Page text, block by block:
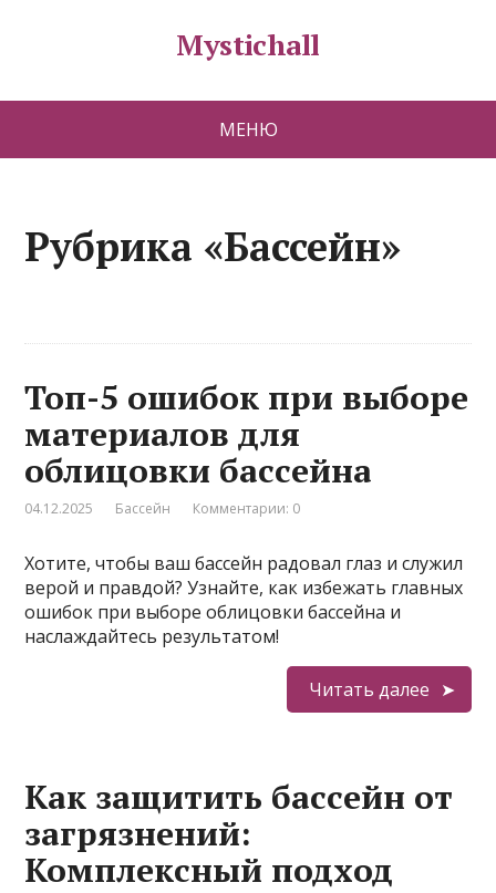
Mystichall
МЕНЮ
Рубрика «Бассейн»
Топ-5 ошибок при выборе
материалов для
облицовки бассейна
04.12.2025 Бассейн Комментарии: 0
Хотите, чтобы ваш бассейн радовал глаз и служил
верой и правдой? Узнайте, как избежать главных
ошибок при выборе облицовки бассейна и
наслаждайтесь результатом!
Читать далее
Как защитить бассейн от
загрязнений:
Комплексный подход